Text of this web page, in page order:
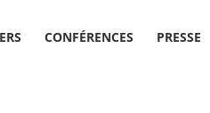
CONFÉRENCES PRESSE